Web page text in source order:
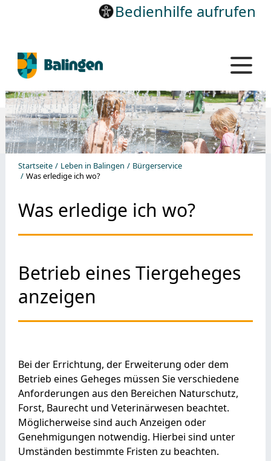
Bedienhilfe aufrufen
Startseite Leben in Balingen
Bürgerservice
Was erledige ich wo?
Was erledige ich wo?
Betrieb eines Tiergeheges
anzeigen
Bei der Errichtung, der Erweiterung oder dem
Betrieb eines Geheges müssen Sie verschiedene
Anforderungen aus den Bereichen Naturschutz,
Forst, Baurecht und Veterinärwesen beachtet.
Möglicherweise sind auch Anzeigen oder
Genehmigungen notwendig. Hierbei sind unter
Umständen bestimmte Fristen zu beachten.